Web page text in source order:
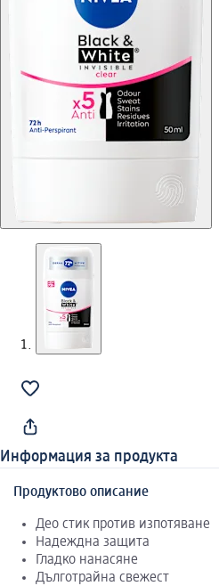
Информация за продукта
Продуктово описание
Део стик против изпотяване
Надеждна защита
Гладко нанасяне
Дълготрайна свежест